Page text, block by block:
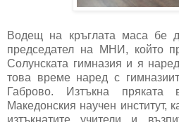
Водещ на кръглата маса бе
председател на МНИ, който
Солунската гимназия и я
това време наред с
Габрово. Изтъкна
Македонския научен институт,